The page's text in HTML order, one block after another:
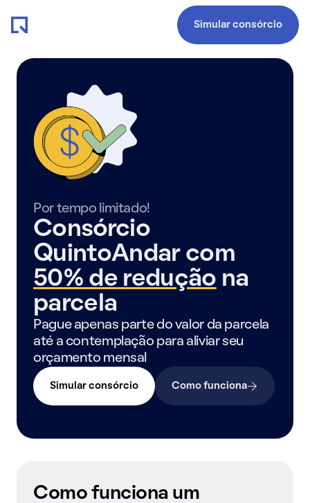
Simular consórcio
Por tempo limitado!
Consórcio
QuintoAndar com
50% de redução na
parcela
Pague apenas parte do valor da parcela
até a contemplação para aliviar seu
orçamento mensal
Simular consórcio Como funciona
Como funciona um